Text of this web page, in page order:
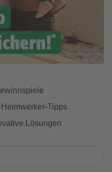
Tipps
Lösungen